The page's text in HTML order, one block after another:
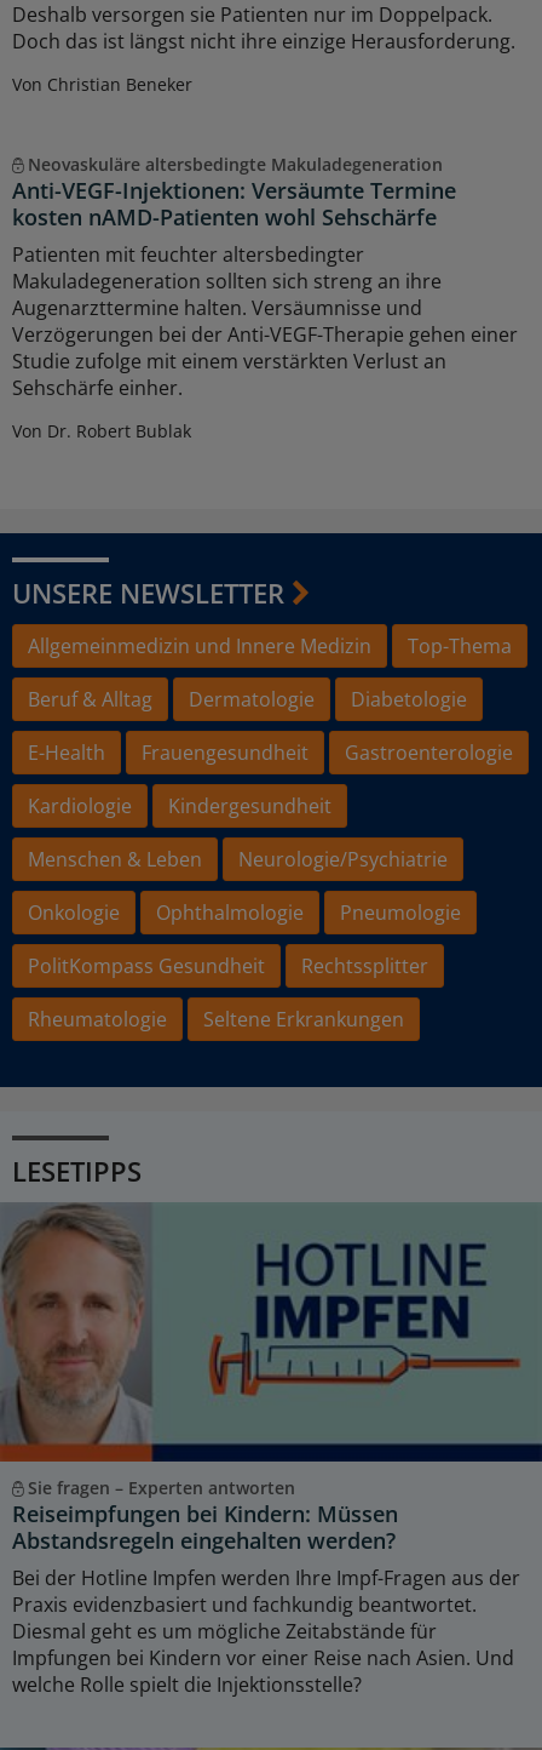
Deshalb versorgen sie Patienten nur im Doppelpack.
Doch das ist längst nicht ihre einzige Herausforderung.
Von Christian Beneker
Neovaskuläre altersbedingte Makuladegeneration
Anti-VEGF-Injektionen: Versäumte Termine
kosten nAMD-Patienten wohl Sehschärfe
Patienten mit feuchter altersbedingter
Makuladegeneration sollten sich streng an ihre
Augenarzttermine halten. Versäumnisse und
Verzögerungen bei der Anti-VEGF-Therapie gehen einer
Studie zufolge mit einem verstärkten Verlust an
Sehschärfe einher.
Von Dr. Robert Bublak
UNSERE NEWSLETTER
Allgemeinmedizin und Innere Medizin
Top-Thema
Beruf & Alltag
Dermatologie
Diabetologie
E-Health
Frauengesundheit
Gastroenterologie
Kardiologie
Kindergesundheit
Menschen & Leben
Neurologie/Psychiatrie
Onkologie
Ophthalmologie
Pneumologie
PolitKompass Gesundheit
Rechtssplitter
Rheumatologie
Seltene Erkrankungen
LESETIPPS
Sie fragen – Experten antworten
Reiseimpfungen bei Kindern: Müssen
Abstandsregeln eingehalten werden?
Bei der Hotline Impfen werden Ihre Impf-Fragen aus der
Praxis evidenzbasiert und fachkundig beantwortet.
Diesmal geht es um mögliche Zeitabstände für
Impfungen bei Kindern vor einer Reise nach Asien. Und
welche Rolle spielt die Injektionsstelle?